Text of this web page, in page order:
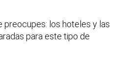
preocupes: los hoteles y las
para este tipo de